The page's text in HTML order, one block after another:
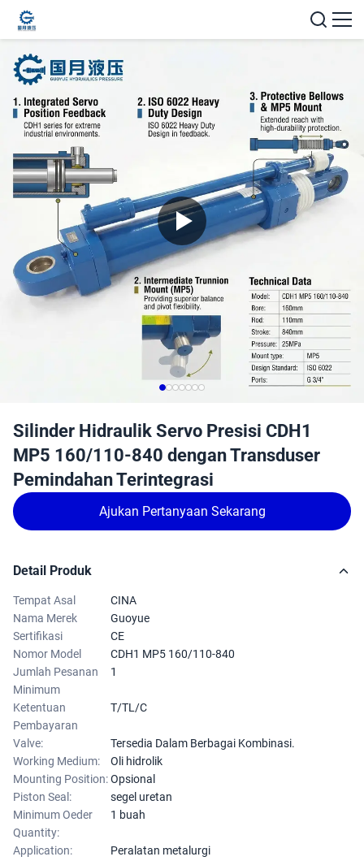
Silinder Hidraulik Servo Presisi CDH1
MP5 160/110-840 dengan Transduser
Pemindahan Terintegrasi
Ajukan Pertanyaan Sekarang
Detail Produk
Tempat Asal
CINA
Nama Merek
Guoyue
Sertifikasi
CE
Nomor Model
CDH1 MP5 160/110-840
Jumlah Pesanan
Minimum
1
Ketentuan
Pembayaran
T/TL/C
Valve:
Tersedia Dalam Berbagai Kombinasi.
Working Medium:
Oli hidrolik
Mounting Position:Opsional
Piston Seal:
segel uretan
Minimum Oeder
Quantity:
1 buah
Application:
Peralatan metalurgi